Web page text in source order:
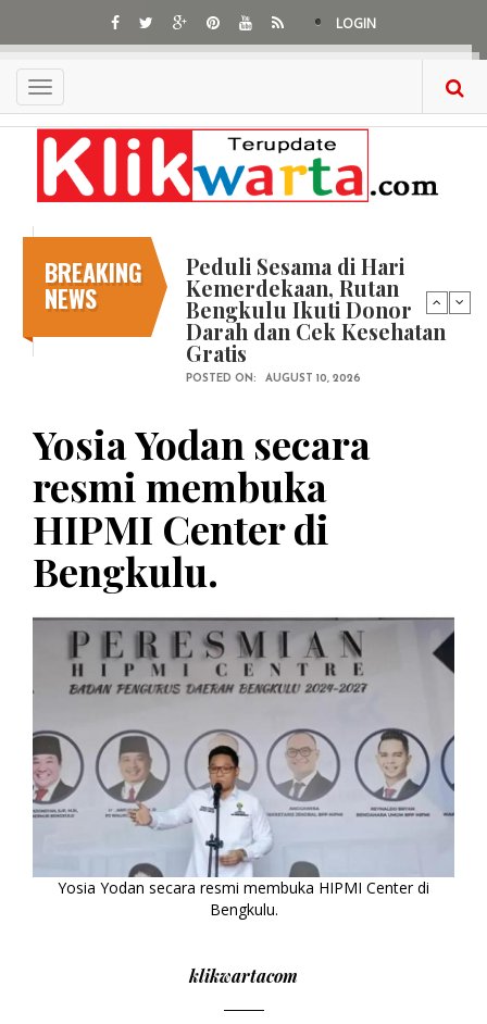
main
content
LOGIN
Toggle
navigation
BREAKING
NEWS
Peduli Sesama di Hari
Kemerdekaan, Rutan
Bengkulu Ikuti Donor
Darah dan Cek Kesehatan
Gratis
POSTED ON: AUGUST 10, 2026
Yosia Yodan secara
resmi membuka
HIPMI Center di
Bengkulu.
Yosia Yodan secara resmi membuka HIPMI Center di
Bengkulu.
klikwartacom